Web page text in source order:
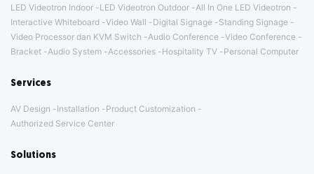
LED Videotron Indoor LED Videotron Outdoor
All In One LED Videotron
Interactive Whiteboard Video Wall Digital Signage
Standing Signage
Video Processor dan KVM Switch
Audio Conference Video Conference
Bracket
Audio System Accessories Hospitality TV Personal Computer
Services
AV Design Installation
Product Customization
Authorized Service Center
Solutions